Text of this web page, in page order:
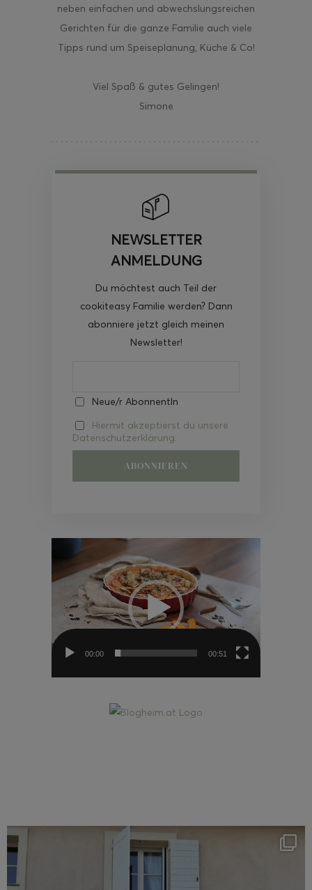
neben einfachen und abwechslungsreichen
Gerichten für die ganze Familie auch viele
Tipps rund um Speiseplanung, Küche & Co!
Viel Spaß & gutes Gelingen!
Simone
NEWSLETTER
ANMELDUNG
Du möchtest auch Teil der
cookiteasy Familie werden? Dann
abonniere jetzt gleich meinen
Newsletter!
Neue/r AbonnentIn
Hiermit akzeptierst du unsere
Datenschutzerklärung.
Video-
00:00 00:51